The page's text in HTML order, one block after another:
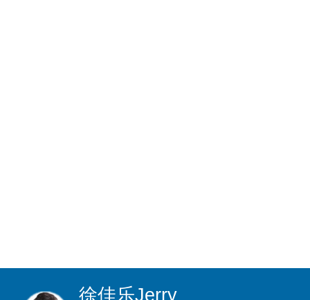
徐佳乐Jerry